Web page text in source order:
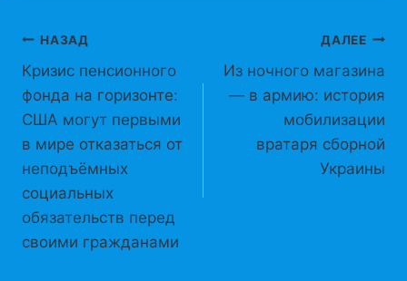
Навигация
по
записям
НАЗАД
Кризис пенсионного
фонда на горизонте:
США могут первыми
в мире отказаться от
неподъёмных
социальных
обязательств перед
своими гражданами
ДАЛЕЕ
Из ночного магазина
— в армию: история
мобилизации
вратаря сборной
Украины